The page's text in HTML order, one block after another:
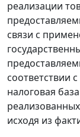
реализации
связи с
соответствии
налоговая
исходя из